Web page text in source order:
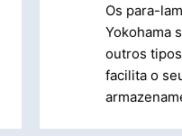
Os para-
Yokohama
outros
facilita o